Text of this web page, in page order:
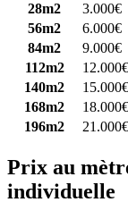
28m2
3.000€
56m2
6.000€
84m2
9.000€
112m2
12.000€
140m2
15.000€
168m2
18.000€
196m2
21.000€
Prix au
individuelle